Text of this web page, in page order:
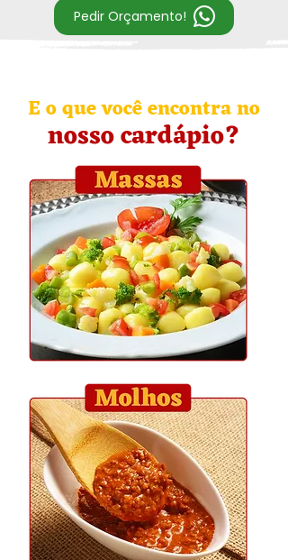
Pedir Orçamento!
E o que você encontra no
nosso cardápio?